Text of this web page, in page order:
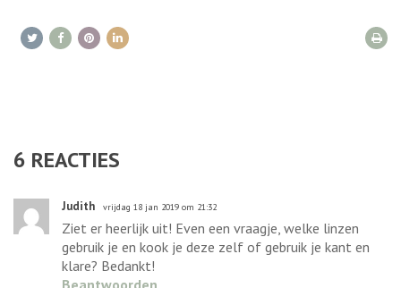
6 REACTIES
Judith vrijdag 18 jan 2019 om 21:32
Ziet er heerlijk uit! Even een vraagje, welke linzen
gebruik je en kook je deze zelf of gebruik je kant en
klare? Bedankt!
Beantwoorden